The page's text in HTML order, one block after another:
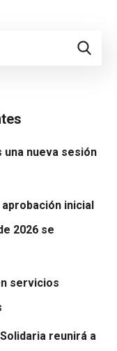
nueva sesión
inicial
2026 se
servicios
reunirá a